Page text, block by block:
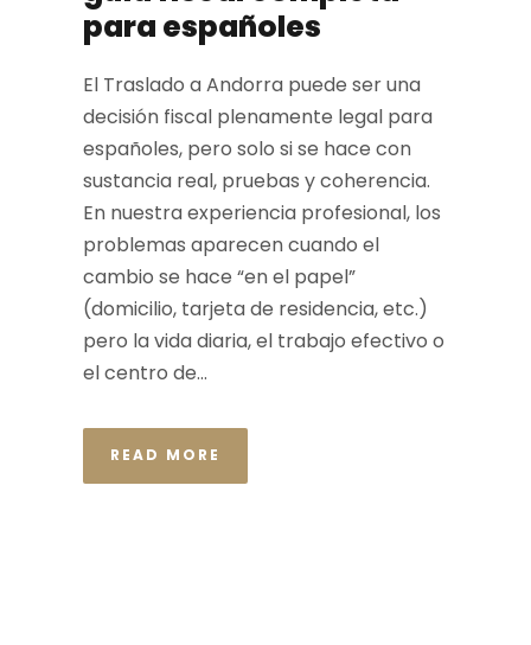
para españoles
El Traslado a Andorra puede ser una
decisión fiscal plenamente legal para
españoles, pero solo si se hace con
sustancia real, pruebas y coherencia.
En nuestra experiencia profesional, los
problemas aparecen cuando el
cambio se hace “en el papel”
(domicilio, tarjeta de residencia, etc.)
pero la vida diaria, el trabajo efectivo o
el centro de...
READ MORE